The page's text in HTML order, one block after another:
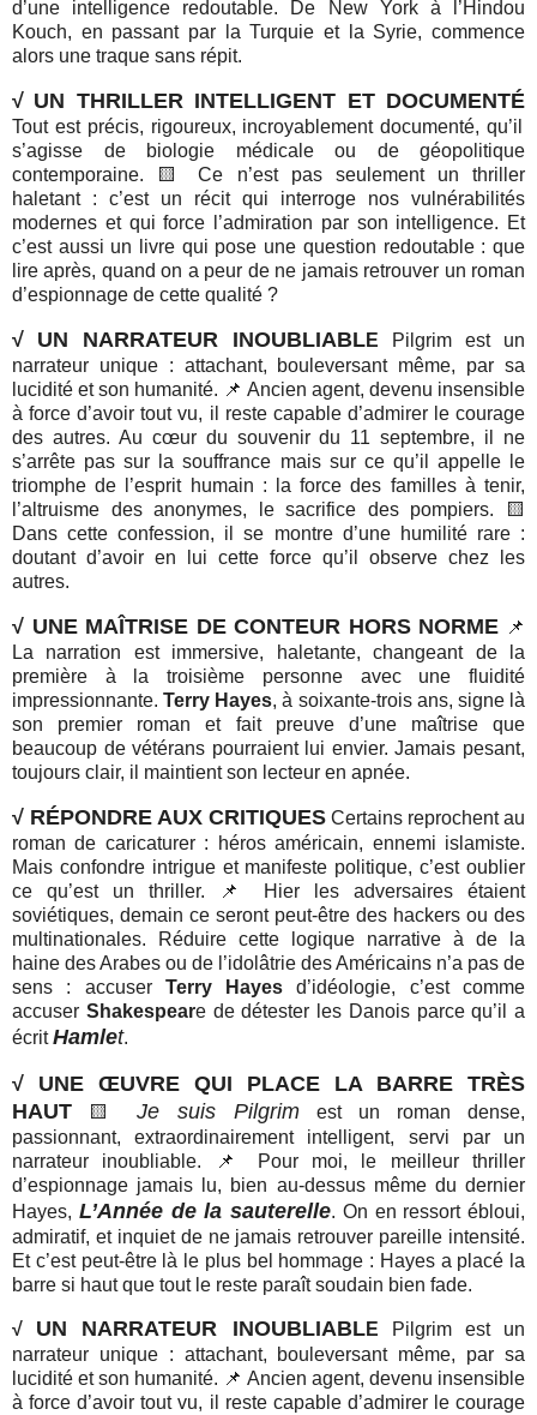
d’une intelligence redoutable. De New York à l’Hindou
Kouch, en passant par la Turquie et la Syrie, commence
alors une traque sans répit.
√ UN THRILLER INTELLIGENT ET DOCUMENTÉ
Tout est précis, rigoureux, incroyablement documenté, qu’il
s’agisse de biologie médicale ou de géopolitique
contemporaine. 🟨 Ce n’est pas seulement un thriller
haletant : c’est un récit qui interroge nos vulnérabilités
modernes et qui force l’admiration par son intelligence. Et
c’est aussi un livre qui pose une question redoutable : que
lire après, quand on a peur de ne jamais retrouver un roman
d’espionnage de cette qualité ?
√ UN NARRATEUR INOUBLIABLE Pilgrim est un
narrateur unique : attachant, bouleversant même, par sa
lucidité et son humanité. 📌 Ancien agent, devenu insensible
à force d’avoir tout vu, il reste capable d’admirer le courage
des autres. Au cœur du souvenir du 11 septembre, il ne
s’arrête pas sur la souffrance mais sur ce qu’il appelle le
triomphe de l’esprit humain : la force des familles à tenir,
l’altruisme des anonymes, le sacrifice des pompiers. 🟨
Dans cette confession, il se montre d’une humilité rare :
doutant d’avoir en lui cette force qu’il observe chez les
autres.
√ UNE MAÎTRISE DE CONTEUR HORS NORME 📌
La narration est immersive, haletante, changeant de la
première à la troisième personne avec une fluidité
impressionnante.Terry Hayes, à soixante-trois ans, signe là
son premier roman et fait preuve d’une maîtrise que
beaucoup de vétérans pourraient lui envier. Jamais pesant,
toujours clair, il maintient son lecteur en apnée.
√ RÉPONDRE AUX CRITIQUES Certains reprochent au
roman de caricaturer : héros américain, ennemi islamiste.
Mais confondre intrigue et manifeste politique, c’est oublier
ce qu’est un thriller. 📌 Hier les adversaires étaient
soviétiques, demain ce seront peut-être des hackers ou des
multinationales. Réduire cette logique narrative à de la
haine des Arabes ou de l’idolâtrie des Américains n’a pas de
sens : accuser Terry Hayes d’idéologie, c’est comme
accuser Shakespeare de détester les Danois parce qu’il a
écritHamlet.
√
UNE ŒUVRE QUI PLACE LA BARRE TRÈS
HAUT 🟨 Je suis Pilgrim est un roman dense,
passionnant, extraordinairement intelligent, servi par un
narrateur inoubliable. 📌 Pour moi, le meilleur thriller
d’espionnage jamais lu, bien au-dessus même du dernier
Hayes, L’Année de la sauterelle. On en ressort ébloui,
admiratif, et inquiet de ne jamais retrouver pareille intensité.
Et c’est peut-être là le plus bel hommage : Hayes a placé la
barre si haut que tout le reste paraît soudain bien fade.
√ UN NARRATEUR INOUBLIABLE Pilgrim est un
narrateur unique : attachant, bouleversant même, par sa
lucidité et son humanité. 📌 Ancien agent, devenu insensible
à force d’avoir tout vu, il reste capable d’admirer le courage